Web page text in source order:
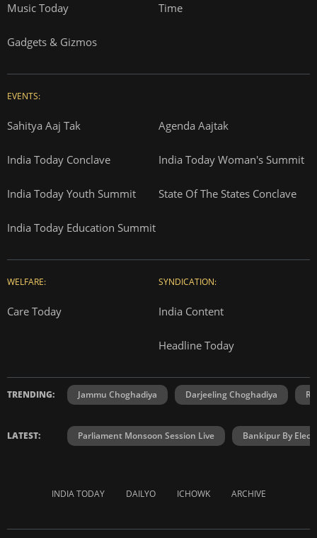
Music Today Time
Gadgets & Gizmos
EVENTS:
Sahitya Aaj Tak Agenda Aajtak
India Today Conclave India Today Woman's Summit
India Today Youth Summit State Of The States Conclave
India Today Education Summit
WELFARE:
Care Today
SYNDICATION:
India Content
Headline Today
TRENDING: Jammu Choghadiya Darjeeling Choghadiya
LATEST: Parliament Monsoon Session Live Bankipur By
INDIA TODAY DAILYO ICHOWK ARCHIVE